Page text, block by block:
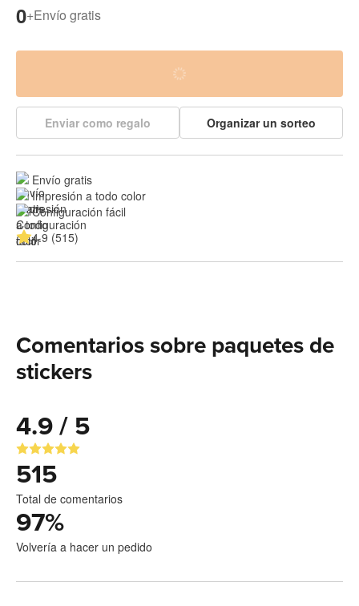
0+Envío gratis
Enviar como regalo Organizar un sorteo
Envío gratis
Impresión a todo color
Configuración fácil
4.9 (515)
Comentarios sobre paquetes de
stickers
4.9 / 5
515
Total de comentarios
97%
Volvería a hacer un pedido